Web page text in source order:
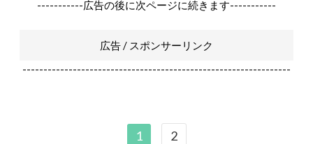
-----------広告の後に次ページに続きます-----------
広告 / スポンサーリンク
----------------------------------------------------------------
1 2